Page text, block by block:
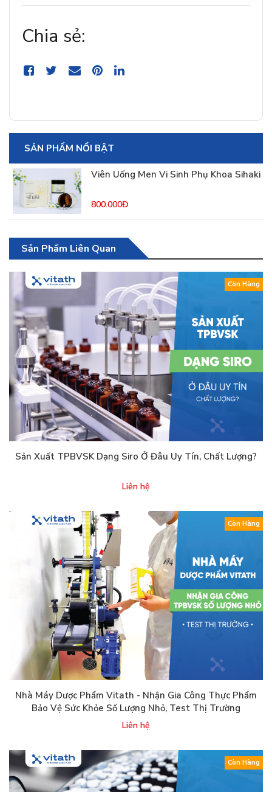
Chia sẻ:
SẢN PHẨM NỔI BẬT
Viên Uống Men Vi Sinh Phụ Khoa Sihaki
800.000Đ
Sản Phẩm Liên Quan
Còn Hàng
Sản Xuất TPBVSK Dạng Siro Ở Đâu Uy Tín, Chất Lượng?
Liên hệ
Còn Hàng
Nhà Máy Dược Phẩm Vitath - Nhận Gia Công Thực Phẩm
Bảo Vệ Sức Khỏe Số Lượng Nhỏ, Test Thị Trường
Liên hệ
Còn Hàng